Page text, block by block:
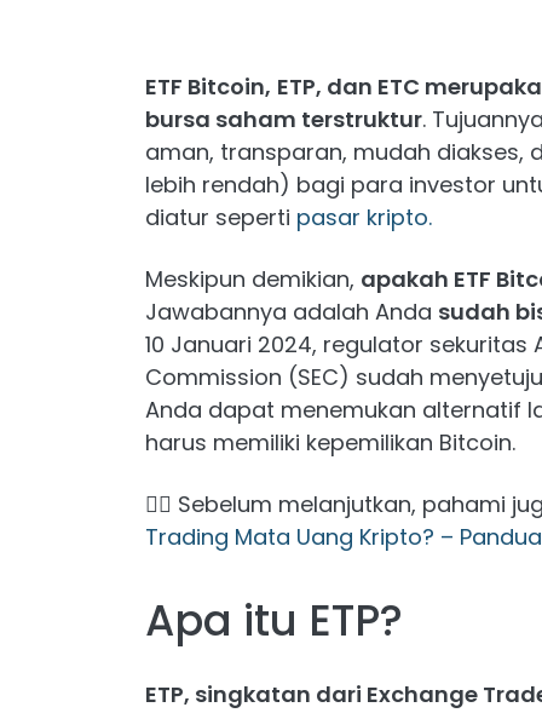
ETF Bitcoin, ETP, dan ETC
bursa saham terstruktur.
aman, transparan, mudah diakses,
lebih rendah) bagi para investor
diatur seperti pasar kripto.
Meskipun demikian, apakah ETF
Jawabannya adalah Anda sudah
10 Januari 2024, regulator sekuritas
Commission (SEC) sudah
Anda dapat menemukan alternatif
harus memiliki kepemilikan Bitcoin.
👉🏻 Sebelum melanjutkan, pahami
Trading Mata Uang Kripto? –
Apa itu ETP?
ETP, singkatan dari Exchange